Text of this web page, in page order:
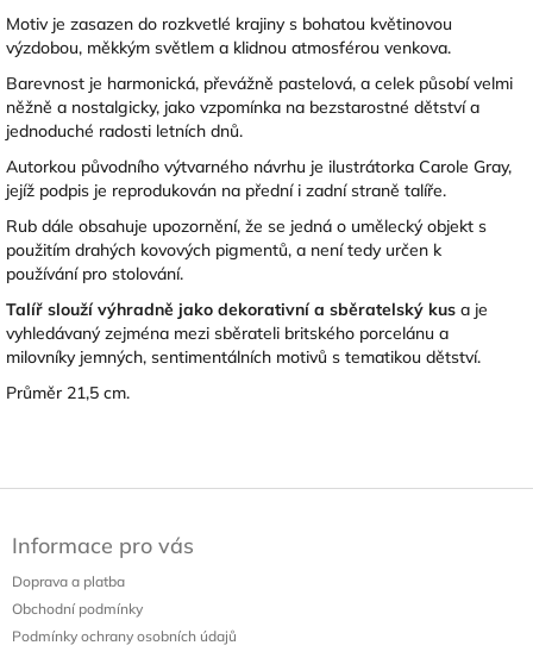
Motiv je zasazen do rozkvetlé krajiny s bohatou květinovou
výzdobou, měkkým světlem a klidnou atmosférou venkova.
Barevnost je harmonická, převážně pastelová, a celek působí velmi
něžně a nostalgicky, jako vzpomínka na bezstarostné dětství a
jednoduché radosti letních dnů.
Autorkou původního výtvarného návrhu je ilustrátorka Carole Gray,
jejíž podpis je reprodukován na přední i zadní straně talíře.
Rub dále obsahuje upozornění, že se jedná o umělecký objekt s
použitím drahých kovových pigmentů, a není tedy určen k
používání pro stolování.
Talíř slouží výhradně jako dekorativní a sběratelský kus a je
vyhledávaný zejména mezi sběrateli britského porcelánu a
milovníky jemných, sentimentálních motivů s tematikou dětství.
Průměr 21,5 cm.
Informace pro vás
Doprava a platba
Obchodní podmínky
Podmínky ochrany osobních údajů